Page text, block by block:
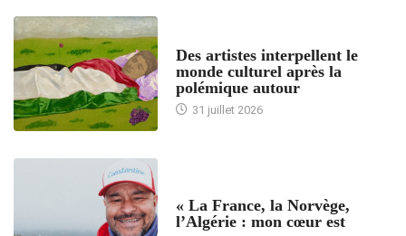
Des artistes interpellent le
monde culturel après la
polémique autour
31 juillet 2026
« La France, la Norvège,
l’Algérie : mon cœur est